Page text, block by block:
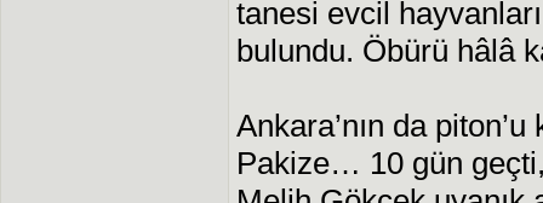
tanesi evcil
bulundu. Öbürü hâlâ
Ankara’nın da
Pakize… 10 gün